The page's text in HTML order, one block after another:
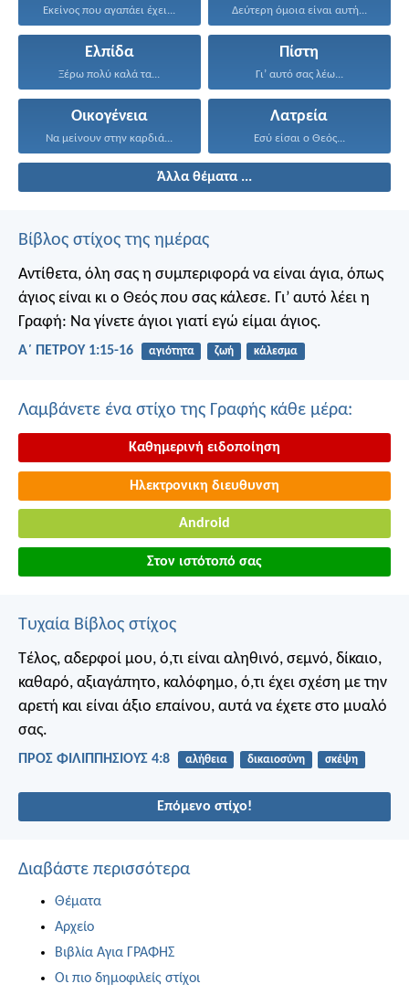
Εκείνος που αγαπάει έχει... Δεύτερη όμοια είναι αυτή...
Ελπίδα
Ξέρω πολύ καλά τα...
Πίστη
Γι’ αυτό σας λέω...
Οικογένεια
Να μείνουν στην καρδιά...
Λατρεία
Εσύ είσαι ο Θεός...
Άλλα θέματα ...
Βίβλος στίχος της ημέρας
Αντίθετα, όλη σας η συμπεριφορά να είναι άγια, όπως
άγιος είναι κι ο Θεός που σας κάλεσε. Γι’ αυτό λέει η
Γραφή: Να γίνετε άγιοι γιατί εγώ είμαι άγιος.
Α΄ ΠΕΤΡΟΥ 1:15-16 αγιότητα ζωή κάλεσμα
Λαμβάνετε ένα στίχο της Γραφής κάθε μέρα:
Καθημερινή ειδοποίηση
Ηλεκτρονικη διευθυνση
Android
Στον ιστότοπό σας
Τυχαία Βίβλος στίχος
Τέλος, αδερφοί μου, ό,τι είναι αληθινό, σεμνό, δίκαιο,
καθαρό, αξιαγάπητο, καλόφημο, ό,τι έχει σχέση με την
αρετή και είναι άξιο επαίνου, αυτά να έχετε στο μυαλό
σας.
ΠΡΟΣ ΦΙΛΙΠΠΗΣΙΟΥΣ 4:8 αλήθεια δικαιοσύνη σκέψη
Επόμενο στίχο!
Διαβάστε περισσότερα
Θέματα
Αρχείο
Βιβλία Αγια ΓΡΑΦΗΣ
Οι πιο δημοφιλείς στίχοι